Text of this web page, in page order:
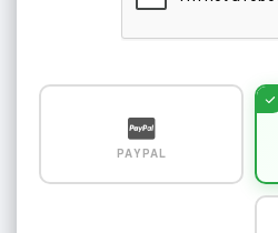
PAYPAL